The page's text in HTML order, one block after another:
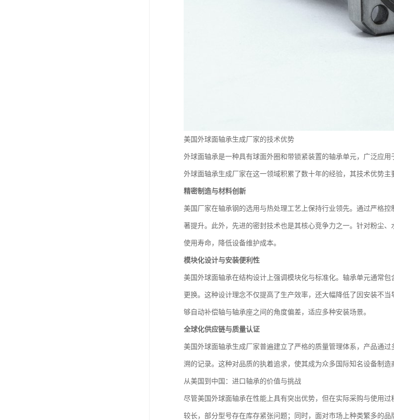
美国外球面轴承生成厂家的技术优势
外球面轴承是一种具有球面外圈和带锁紧装置的轴承单元，广泛应
外球面轴承生成厂家在这一领域积累了数十年的经验，其技术优势主
精密制造与材料创新
美国厂家在轴承钢的选用与热处理工艺上保持行业领先。通过严格
著提升。此外，先进的密封技术也是其核心竞争力之一。针对粉尘
使用寿命，降低设备维护成本。
模块化设计与安装便利性
美国外球面轴承在结构设计上强调模块化与标准化。轴承单元通常
更换。这种设计理念不仅提高了生产效率，还大幅降低了因安装不
够自动补偿轴与轴承座之间的角度偏差，适应多种安装场景。
全球化供应链与质量认证
美国外球面轴承生成厂家普遍建立了严格的质量管理体系，产品通
溯的记录。这种对品质的执着追求，使其成为众多国际知名设备制造
从美国到中国：进口轴承的价值与挑战
尽管美国外球面轴承在性能上具有突出优势，但在实际采购与使用
较长，部分型号存在库存紧张问题；同时，面对市场上种类繁多的